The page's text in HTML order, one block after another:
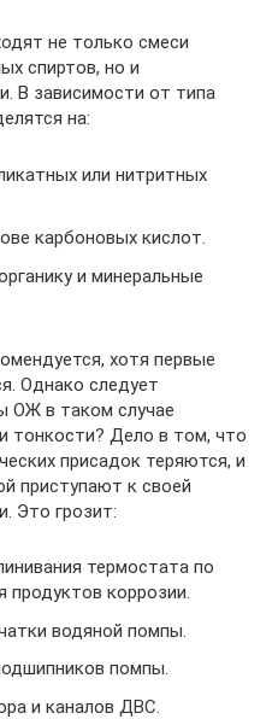
не только смеси
спиртов, но и
В зависимости от типа
на:
или нитритных
карбоновых кислот.
и минеральные
хотя первые
Однако следует
ОЖ в таком случае
тонкости? Дело в том, что
присадок теряются, и
приступают к своей
Это грозит:
термостата по
продуктов коррозии.
водяной помпы.
помпы.
и каналов ДВС.